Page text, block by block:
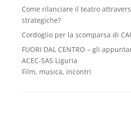
Come rilanciare il teatro
strategiche?
Cordoglio per la scomparsa di
FUORI DAL CENTRO – gli
ACEC-SAS Liguria
Film, musica, incontri